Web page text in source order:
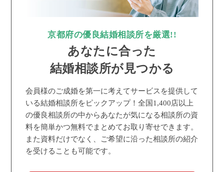
京都府の優良結婚相談所を厳選!!
あなたに合った
結婚相談所が見つかる
会員様のご成婚を第一に考えてサービスを提供して
いる結婚相談所をピックアップ！全国1,400店以上
の優良相談所の中からあなたが気になる相談所の資
料を簡単かつ無料でまとめてお取り寄せできます。
また資料だけでなく、ご希望に沿った相談所の紹介
を受けることも可能です。